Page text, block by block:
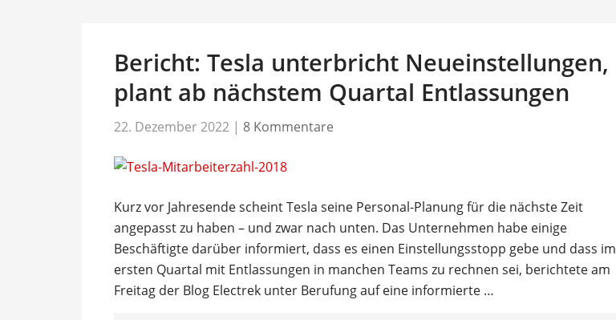
Bericht: Tesla unterbricht Neueinstellungen,
plant ab nächstem Quartal Entlassungen
22. Dezember 2022 | 8 Kommentare
Kurz vor Jahresende scheint Tesla seine Personal-Planung für die nächste Zeit
angepasst zu haben – und zwar nach unten. Das Unternehmen habe einige
Beschäftigte darüber informiert, dass es einen Einstellungsstopp gebe und dass im
ersten Quartal mit Entlassungen in manchen Teams zu rechnen sei, berichtete am
Freitag der Blog Electrek unter Berufung auf eine informierte …